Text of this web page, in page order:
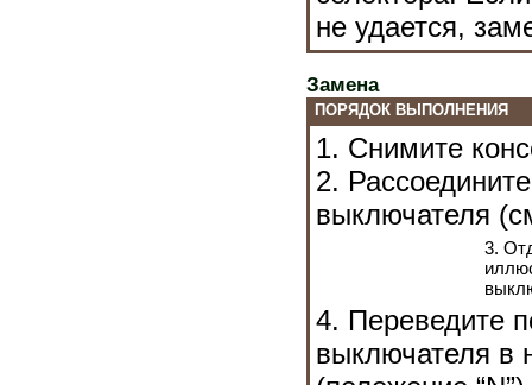
не удается,
Замена
ПОРЯДОК ВЫПОЛНЕНИЯ
1. Снимите
2.
выключателя
3.
4. Переведите
выключателя в